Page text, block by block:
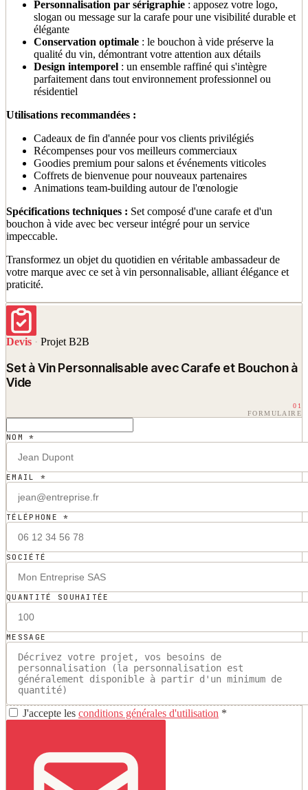
Personnalisation par sérigraphie : apposez votre logo,
slogan ou message sur la carafe pour une visibilité durable et
élégante
Conservation optimale : le bouchon à vide préserve la
qualité du vin, démontrant votre attention aux détails
Design intemporel : un ensemble raffiné qui s'intègre
parfaitement dans tout environnement professionnel ou
résidentiel
Utilisations recommandées :
Cadeaux de fin d'année pour vos clients privilégiés
Récompenses pour vos meilleurs commerciaux
Goodies premium pour salons et événements viticoles
Coffrets de bienvenue pour nouveaux partenaires
Animations team-building autour de l'œnologie
Spécifications techniques : Set composé d'une carafe et d'un
bouchon à vide avec bec verseur intégré pour un service
impeccable.
Transformez un objet du quotidien en véritable ambassadeur de
votre marque avec ce set à vin personnalisable, alliant élégance et
praticité.
Devis · Projet B2B
Set à Vin Personnalisable avec Carafe et Bouchon à
Vide
01
FORMULAIRE
NOM *
EMAIL *
TÉLÉPHONE *
SOCIÉTÉ
QUANTITÉ SOUHAITÉE
MESSAGE
J'accepte les conditions générales d'utilisation *